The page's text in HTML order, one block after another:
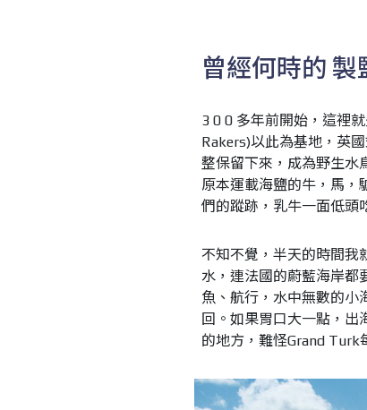
曾經何時的 製
3 0 0 多年前開始，這裡
Rakers)以此為基地，英
整保留下來，成為野生水
原本運載海鹽的牛，馬，
們的蹤跡，乳牛一面低頭
不知不覺，半天的時間我
水，連法國的蔚藍海岸都
魚、航行，水中無數的小
回。如果胃口大一點，出
的地方，難怪Grand Turk